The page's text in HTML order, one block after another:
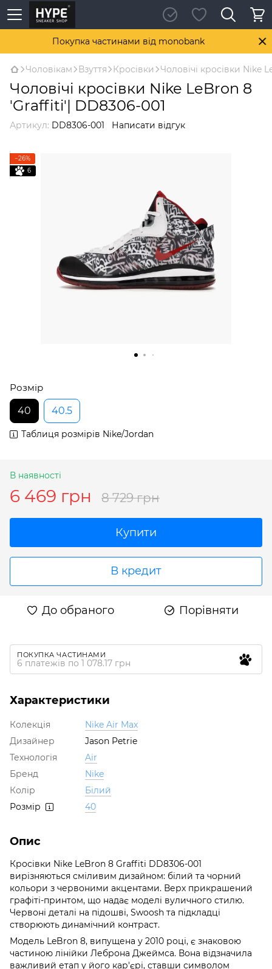
Покупка частинами від monobank
Чоловікам Взуття Кросівки Чоловічі кросівки Nike
Чоловічі кросівки Nike LeBron 8
'Graffiti'| DD8306-001
Артикул: DD8306-001 Написати відгук
−26%
6
Розмір
40
40.5
Таблиця розмірів Nike/Jordan
В наявності
6 469 грн 8 729 грн
Купити
В кредит
До обраного Порівняти
ПОКУПКА ЧАСТИНАМИ
6 платежів по 1 078.17 грн
Характеристики
Колекція
Nike Air Max
Дизайнер
Jason Petrie
Технологія
Air
Бренд
Nike
Колір
Білий
Розмір
40
Опис
Кросівки Nike LeBron 8 Graffiti DD8306-001
вирізняються сміливим дизайном: білий та чорний
кольори з червоними акцентами. Верх прикрашений
графіті-принтом, що надає моделі вуличного стилю.
Червоні деталі на підошві, Swoosh та підкладці
створюють динамічний контраст.
Модель LeBron 8, випущена у 2010 році, є знаковою
частиною лінійки Леброна Джеймса. Вона відзначила
важливий етап у його кар'єрі, ставши символом